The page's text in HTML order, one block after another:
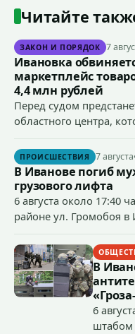
Читайте
ЗАКОН И ПОРЯДОК 7
Ивановка
маркетплейс
4,4 млн рублей
Перед судом
областного центра,
сумму более 4,4 млн
ПРОИСШЕСТВИЯ 7 августа
В Иванове погиб
грузового лифта
6 августа около 17:40
районе ул. Громобоя
В
6
штабом